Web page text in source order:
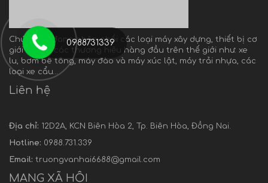
Chúng tôi đang phân phối các loại máy xây dựng, thiết bị cơ
giới mới từ các thương hiệu hàng đầu trên thế giới như: xe
lu, bơm bê tông, máy đào và máy xúc lật, máy trải nhựa, các
loại xe cẩu…
Liên hệ
Địa chỉ: 12D2A, KCN Biên Hòa 2, Tp. Biên Hòa, Đồng Nai.
Hotline: 0988.731.339
Email: truongvanhai6688@gmail.com
MẠNG XÃ HỘI
0988731339